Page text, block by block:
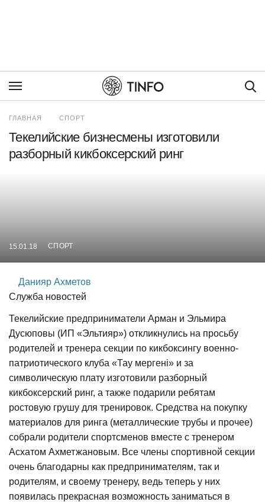
ГЛАВНАЯ СПОРТ
Текелийские бизнесмены изготовили
разборный кикбоксерский ринг
15.01.18 СПОРТ
Данияр Ахметов
Служба новостей
Текелийские предприниматели Арман и Эльмира
Дусюповы (ИП «Эльтияр») откликнулись на просьбу
родителей и тренера секции по кикбоксингу военно-
патриотического клуба «Тау мергені» и за
символическую плату изготовили разборный
кикбоксерский ринг, а также подарили ребятам
ростовую грушу для тренировок. Средства на покупку
материалов для ринга (металлические трубы и прочее)
собрали родители спортсменов вместе с тренером
Асхатом Ахметжановым. Все члены спортивной секции
очень благодарны как предпринимателям, так и
родителям, и своему тренеру, ведь теперь у них
появилась прекрасная возможность заниматься в